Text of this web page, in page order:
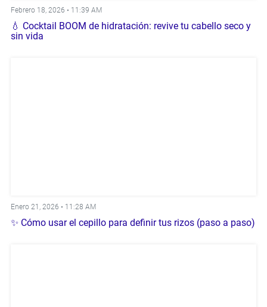
Febrero 18, 2026 • 11:39 AM
💧 Cocktail BOOM de hidratación: revive tu cabello seco y
sin vida
Enero 21, 2026 • 11:28 AM
✨ Cómo usar el cepillo para definir tus rizos (paso a paso)